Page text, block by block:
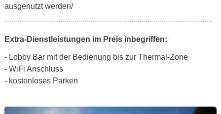
ausgenutzt werden/
Extra-Dienstleistungen im Preis inbegriffen:
- Lobby Bar mit der Bedienung bis zur Thermal-Zone
- WiFi Anschluss
- kostenloses Parken